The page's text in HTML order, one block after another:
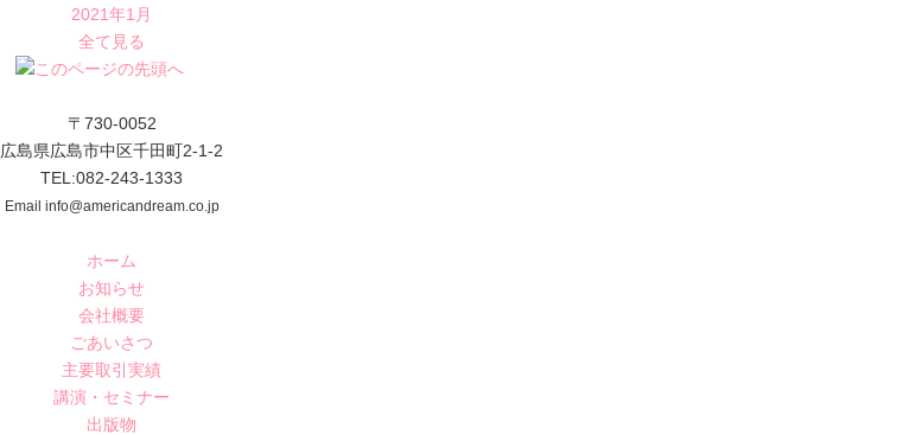
2021年1月
全て見る
〒730-0052
広島県広島市中区千田町2-1-2
TEL:082-243-1333
Email info@americandream.co.jp
ホーム
お知らせ
会社概要
ごあいさつ
主要取引実績
講演・セミナー
出版物